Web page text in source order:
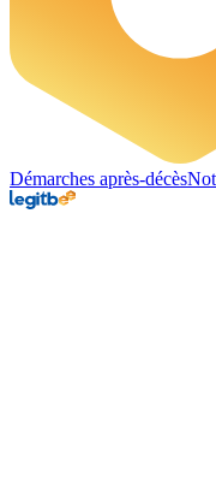
Démarches après-décès